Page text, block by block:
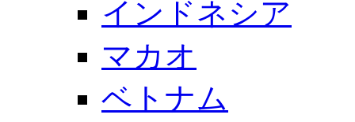
インドネシア
マカオ
ベトナム